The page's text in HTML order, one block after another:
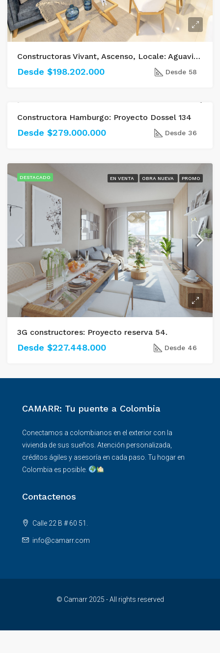
Constructoras Vivant, Ascenso, Locale: Aguavida Parque Residencial
Desde $198.202.000 Desde 58
DESTACADO EN VENTA OBRA NUEVA
Constructora Hamburgo: Proyecto Dossel 134
Desde $279.000.000 Desde 36
DESTACADO EN VENTA OBRA NUEVA PROMO
3G constructores: Proyecto reserva 54.
Desde $227.448.000 Desde 46
CAMARR: Tu puente a Colombia
Conectamos a colombianos en el exterior con la
vivienda de sus sueños. Atención personalizada,
créditos ágiles y asesoría en cada paso. Tu hogar en
Colombia es posible.
Contactenos
Calle 22 B # 60 51.
info@camarr.com
© Camarr 2025 - All rights reserved